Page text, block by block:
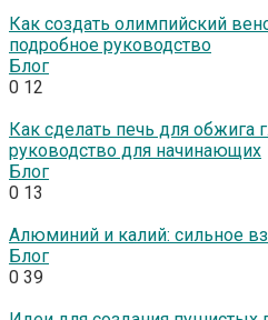
Как создать олимпийский
подробное руководство
Блог
0 12
Как сделать печь для обжига
руководство для начинающих
Блог
0 13
Алюминий и калий: сильное
Блог
0 39